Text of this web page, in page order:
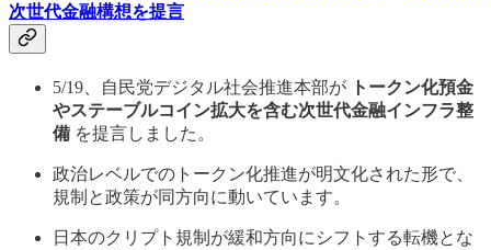
次世代金融構想を提言
5/19、自民党デジタル社会推進本部が
トークン化預金
やステーブルコイン拡大を含む次世代金融インフラ整
備 を提言しました。
政治レベルでのトークン化推進が明文化された形で、
規制と政策が同方向に動いています。
日本のクリプト規制が緩和方向にシフトする転機とな